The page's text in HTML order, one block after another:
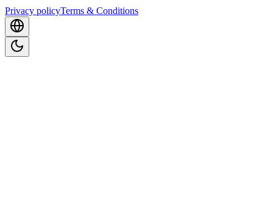
Privacy policyTerms & Conditions